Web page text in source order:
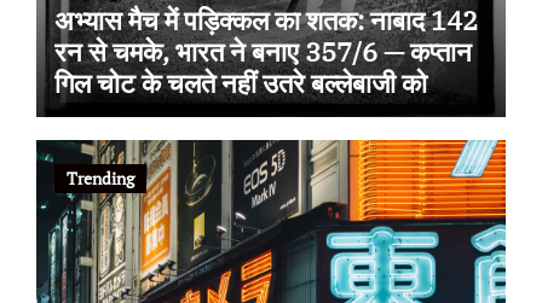
अभ्यास मैच में पड़िक्कल का शतक: नाबाद 142
रन से चमके, भारत ने बनाए 357/6 — कप्तान
गिल चोट के चलते नहीं उतरे बल्लेबाजी को
Trending